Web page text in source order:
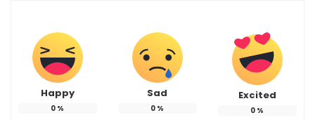
Happy
0 %
Sad
0 %
Excited
0 %